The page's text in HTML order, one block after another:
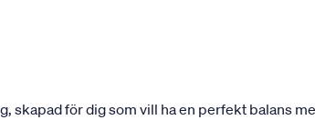
skapad för dig som vill ha en perfekt balans